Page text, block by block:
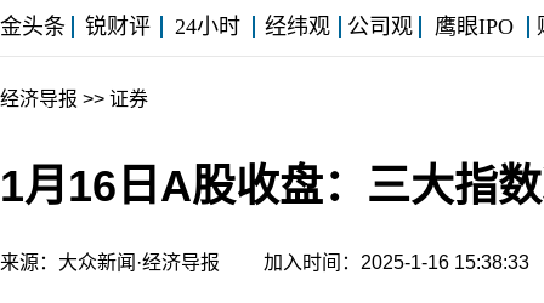
金头条 锐财评 24小时 经纬观 公司观 鹰眼IPO
经济导报 >> 证券
1月16日A股收盘：三大指
来源：大众新闻·经济导报 加入时间：2025-1-16